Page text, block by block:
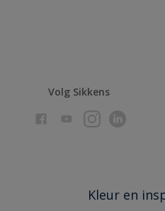
Volg Sikkens
Kleur en